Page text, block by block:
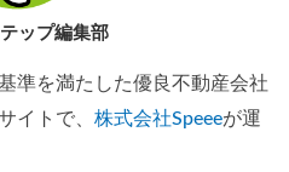
ップ編集部
準を満たした優良不動産会社
イトで、 株式会社Speeeが運